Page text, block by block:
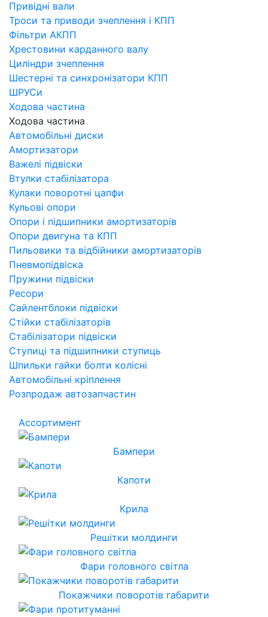
Привідні вали
Троси та приводи зчеплення і КПП
Фільтри АКПП
Хрестовини карданного валу
Циліндри зчеплення
Шестерні та синхронізатори КПП
ШРУСи
Ходова частина
Ходова частина
Автомобільні диски
Амортизатори
Важелі підвіски
Втулки стабілізатора
Кулаки поворотні цапфи
Кульові опори
Опори і підшипники амортизаторів
Опори двигуна та КПП
Пильовики та відбійники амортизаторів
Пневмопідвіска
Пружини підвіски
Ресори
Сайлентблоки підвіски
Стійки стабілізаторів
Стабілізатори підвіски
Ступиці та підшипники ступиць
Шпильки гайки болти колісні
Автомобільні кріплення
Розпродаж автозапчастин
Ассортимент
Бампери
Капоти
Крила
Решітки молдинги
Фари головного світла
Покажчики поворотів габарити